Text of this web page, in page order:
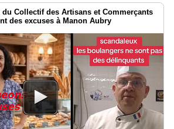
Collectif des Artisans et Commerçants
des excuses à Manon Aubry